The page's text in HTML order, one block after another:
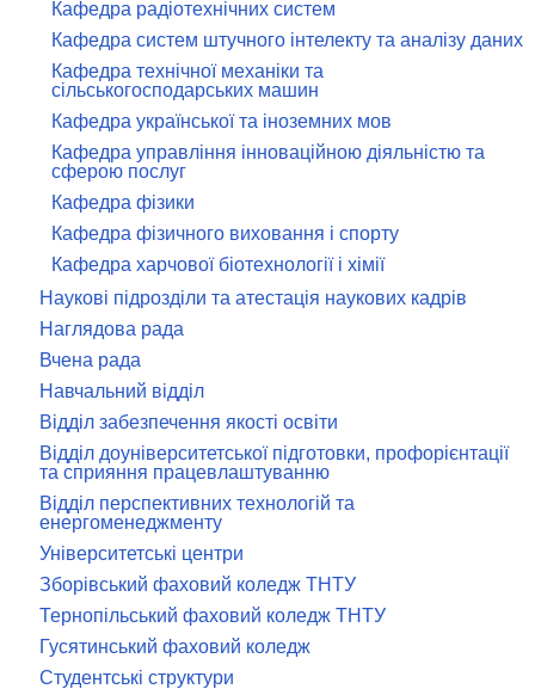
Кафедра радіотехнічних систем
Кафедра систем штучного інтелекту та аналізу даних
Кафедра технічної механіки та
сільськогосподарських машин
Кафедра української та іноземних мов
Кафедра управління інноваційною діяльністю та
сферою послуг
Кафедра фізики
Кафедра фізичного виховання і спорту
Кафедра харчової біотехнології і хімії
Наукові підрозділи та атестація наукових кадрів
Наглядова рада
Вчена рада
Навчальний відділ
Відділ забезпечення якості освіти
Відділ доуніверситетської підготовки, профорієнтації
та сприяння працевлаштуванню
Відділ перспективних технологій та
енергоменеджменту
Університетські центри
Зборівський фаховий коледж ТНТУ
Тернопільський фаховий коледж ТНТУ
Гусятинський фаховий коледж
Студентські структури